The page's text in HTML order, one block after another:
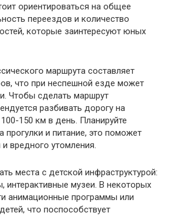
ориентироваться на общее
переездов и количество
которые заинтересуют юных
маршрута составляет
что при неспешной езде может
Чтобы сделать маршрут
разбивать дорогу на
150 км в день. Планируйте
прогулки и питание, это поможет
вредного утомления.
места с детской инфраструктурой:
интерактивные музеи. В некоторых
анимационные программы или
что поспособствует